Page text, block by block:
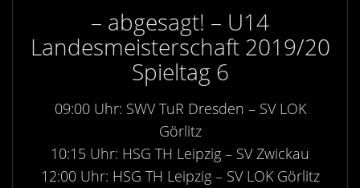
Trainingszeiten
Sommerturnier
Fotos
Videos
News
Nachwuchs
Fundraising
Kontakt
– abgesagt! – U14
Landesmeisterschaft 2019/20
Spieltag 6
09:00 Uhr: SWV TuR Dresden – SV LOK
Görlitz
10:15 Uhr: HSG TH Leipzig – SV Zwickau
12:00 Uhr: HSG TH Leipzig – SV LOK Görlitz